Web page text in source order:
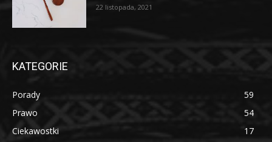
22 listopada, 2021
KATEGORIE
Porady
59
Prawo
54
Ciekawostki
17